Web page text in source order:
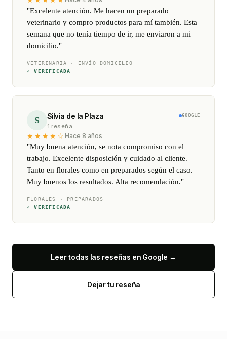
"Excelente atención. Me hacen un preparado
veterinario y compro productos para mí también. Esta
semana que no tenía tiempo de ir, me enviaron a mi
domicilio."
VETERINARIA · ENVÍO DOMICILIO
✓ VERIFICADA
S Silvia de la Plaza
1 reseña
GOOGLE
★★★★☆ Hace 8 años
"Muy buena atención, se nota compromiso con el
trabajo. Excelente disposición y cuidado al cliente.
Tanto en florales como en preparados según el caso.
Muy buenos los resultados. Alta recomendación."
FLORALES · PREPARADOS
✓ VERIFICADA
Leer todas las reseñas en Google →
Dejar tu reseña